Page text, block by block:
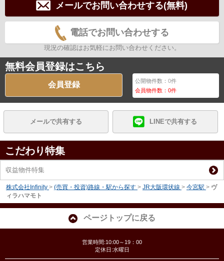
メールでお問い合わせする(無料)
電話でお問い合わせする
現況の確認はお気軽にお問い合わせください。
無料会員登録はこちら
会員登録 公開物件数：0件
会員物件数：0件
メールで共有する LINEで共有する
こだわり特集
収益物件特集
株式会社Infinity > (売買・投資)路線・駅から探す > JR大阪環状線 > 今宮駅 > ヴ
ィラハマモト
ページトップに戻る
営業時間:10:00～19：00
定休日:水曜日